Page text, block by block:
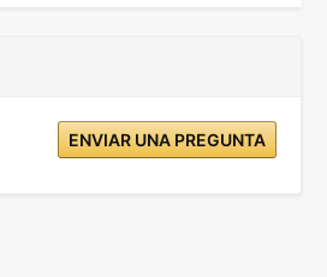
ENVIAR UNA PREGUNTA